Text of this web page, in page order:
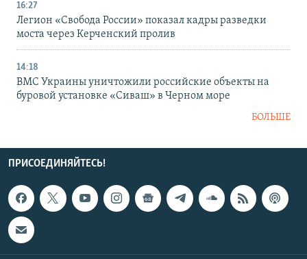
16:27
Легион «Свобода России» показал кадры разведки
моста через Керченский пролив
14:18
ВМС Украины уничтожили российские объекты на
буровой установке «Сиваш» в Черном море
БОЛЬШЕ
ПРИСОЕДИНЯЙТЕСЬ!